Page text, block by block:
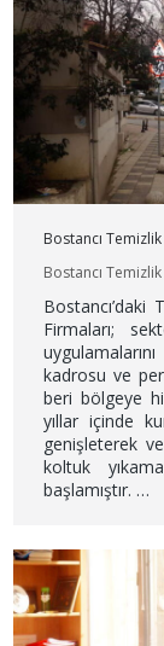
Bostancı
Bostancı
Firmaları;
kadrosu ve
beri bölgeye
yıllar içinde
genişleterek
koltuk
başlamıştır. …